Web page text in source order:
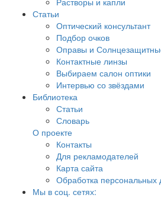
Статьи
Оптический консультант
Подбор очков
Оправы и
Контактные линзы
Выбираем салон оптики
Интервью со звёздами
Библиотека
Статьи
Словарь
О проекте
Контакты
Для рекламодателей
Карта сайта
Обработка персональных
Мы в соц. сетях: